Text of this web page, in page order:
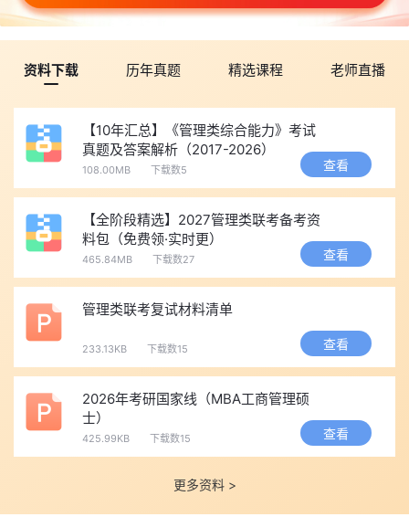
资料下载 历年真题 精选课程 老师直播
【10年汇总】《管理类综合能力》考试
真题及答案解析（2017-2026）
108.00MB 下载数5 查看
【全阶段精选】2027管理类联考备考资
料包（免费领·实时更）
465.84MB 下载数27 查看
管理类联考复试材料清单
233.13KB 下载数15 查看
2026年考研国家线（MBA工商管理硕
士）
425.99KB 下载数15 查看
更多资料 >